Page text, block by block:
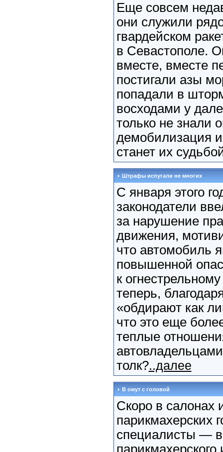
Еще совсем
они служили
гвардейском
в Севастополе.
вместе, вместе
постигали азы
попадали в
восходами у
только не знали
демобилизация
станет их
Штрафы испугали не многих
С января этого
законодатели
за нарушение
движения,
что автомобиль
повышенной
к
теперь,
«обдирают как
что это еще
теплые
толк?..далее
В омут с головой
Скоро в салонах
парикмахерских
специалисты —
парикмахерского